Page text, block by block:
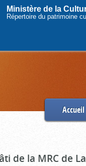
Ministère de la
Répertoire du patrimoine
Accueil
de la MRC de